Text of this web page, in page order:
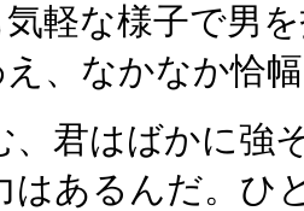
気軽な様子で男
、なかなか恰
、君はばかに強
はあるんだ。ひ